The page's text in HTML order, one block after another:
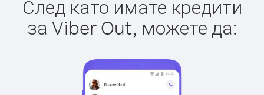
След като имате кредити
за Viber Out, можете да: